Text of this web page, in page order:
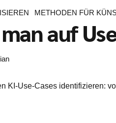
METHODEN FÜR
auf
KI-Use-Cases identifizieren: